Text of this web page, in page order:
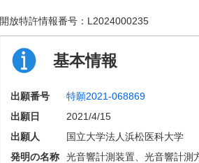
開放特許情報番号： L2024000235
基本情報
出願番号 特願2021-068869
出願日
2021/4/15
出願人
国立大学法人浜松医科大学
発明の名称
光音響計測装置、光音響計測